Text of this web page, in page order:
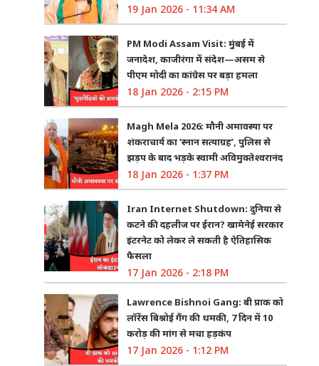
19 Jan 2026 - 11:34 AM
PM Modi Assam Visit: मुंबई में
जनादेश, काजीरंगा में संदेश—असम से
पीएम मोदी का कांग्रेस पर बड़ा हमला
18 Jan 2026 - 2:15 PM
Magh Mela 2026: मौनी अमावस्या पर
शंकराचार्य का ‘स्नान सत्याग्रह’, पुलिस से
झड़प के बाद भड़के स्वामी अविमुक्तेश्वरानंद
18 Jan 2026 - 1:37 PM
Iran Internet Shutdown: दुनिया से
कटने की दहलीज पर ईरान? खामेनेई सरकार
इंटरनेट को लेकर ले सकती है ऐतिहासिक
फैसला
17 Jan 2026 - 2:18 PM
Lawrence Bishnoi Gang: बी प्राक को
लॉरेंस बिश्नोई गैंग की धमकी, 7 दिन में 10
करोड़ की मांग से मचा हड़कंप
17 Jan 2026 - 1:12 PM